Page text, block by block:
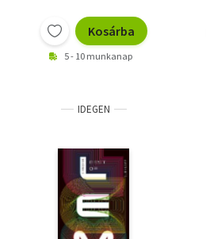
Kosárba
5 - 10 munkanap
IDEGEN